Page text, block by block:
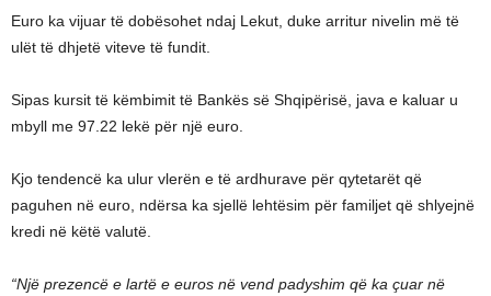
Euro ka vijuar të dobësohet ndaj Lekut, duke arritur nivelin më të
ulët të dhjetë viteve të fundit.
Sipas kursit të këmbimit të Bankës së Shqipërisë, java e kaluar u
mbyll me 97.22 lekë për një euro.
Kjo tendencë ka ulur vlerën e të ardhurave për qytetarët që
paguhen në euro, ndërsa ka sjellë lehtësim për familjet që shlyejnë
kredi në këtë valutë.
“Një prezencë e lartë e euros në vend padyshim që ka çuar në